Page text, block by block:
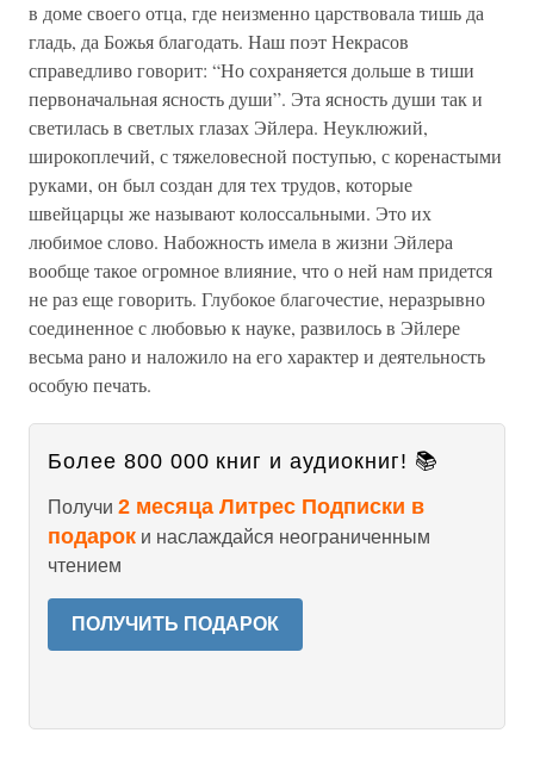
в доме своего отца, где неизменно царствовала тишь да
гладь, да Божья благодать. Наш поэт Некрасов
справедливо говорит: “Но сохраняется дольше в тиши
первоначальная ясность души”. Эта ясность души так и
светилась в светлых глазах Эйлера. Неуклюжий,
широкоплечий, с тяжеловесной поступью, с коренастыми
руками, он был создан для тех трудов, которые
швейцарцы же называют колоссальными. Это их
любимое слово. Набожность имела в жизни Эйлера
вообще такое огромное влияние, что о ней нам придется
не раз еще говорить. Глубокое благочестие, неразрывно
соединенное с любовью к науке, развилось в Эйлере
весьма рано и наложило на его характер и деятельность
особую печать.
Более 800 000 книг и аудиокниг! 📚
Получи 2 месяца Литрес Подписки в
подарок и наслаждайся неограниченным
чтением
ПОЛУЧИТЬ ПОДАРОК